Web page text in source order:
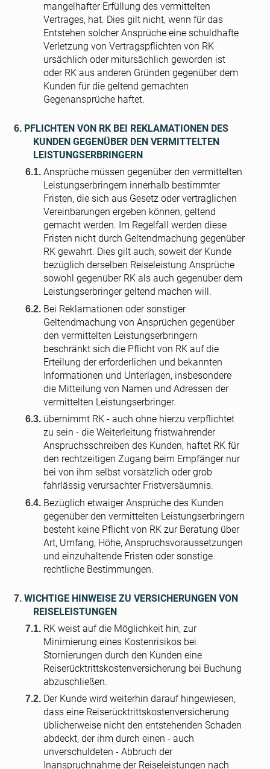
mangelhafter Erfüllung des vermittelten
Vertrages, hat. Dies gilt nicht, wenn für das
Entstehen solcher Ansprüche eine schuldhafte
Verletzung von Vertragspflichten von RK
ursächlich oder mitursächlich geworden ist
oder RK aus anderen Gründen gegenüber dem
Kunden für die geltend gemachten
Gegenansprüche haftet.
PFLICHTEN VON RK BEI REKLAMATIONEN DES
KUNDEN GEGENÜBER DEN VERMITTELTEN
LEISTUNGSERBRINGERN
Ansprüche müssen gegenüber den vermittelten
Leistungserbringern innerhalb bestimmter
Fristen, die sich aus Gesetz oder vertraglichen
Vereinbarungen ergeben können, geltend
gemacht werden. Im Regelfall werden diese
Fristen nicht durch Geltendmachung gegenüber
RK gewahrt. Dies gilt auch, soweit der Kunde
bezüglich derselben Reiseleistung Ansprüche
sowohl gegenüber RK als auch gegenüber dem
Leistungserbringer geltend machen will.
Bei Reklamationen oder sonstiger
Geltendmachung von Ansprüchen gegenüber
den vermittelten Leistungserbringern
beschränkt sich die Pflicht von RK auf die
Erteilung der erforderlichen und bekannten
Informationen und Unterlagen, insbesondere
die Mitteilung von Namen und Adressen der
vermittelten Leistungserbringer.
übernimmt RK - auch ohne hierzu verpflichtet
zu sein - die Weiterleitung fristwahrender
Anspruchsschreiben des Kunden, haftet RK für
den rechtzeitigen Zugang beim Empfänger nur
bei von ihm selbst vorsätzlich oder grob
fahrlässig verursachter Fristversäumnis.
Bezüglich etwaiger Ansprüche des Kunden
gegenüber den vermittelten Leistungserbringern
besteht keine Pflicht von RK zur Beratung über
Art, Umfang, Höhe, Anspruchsvoraussetzungen
und einzuhaltende Fristen oder sonstige
rechtliche Bestimmungen.
WICHTIGE HINWEISE ZU VERSICHERUNGEN VON
REISELEISTUNGEN
RK weist auf die Möglichkeit hin, zur
Minimierung eines Kostenrisikos bei
Stornierungen durch den Kunden eine
Reiserücktrittskostenversicherung bei Buchung
abzuschließen.
Der Kunde wird weiterhin darauf hingewiesen,
dass eine Reiserücktrittskostenversicherung
üblicherweise nicht den entstehenden Schaden
abdeckt, der ihm durch einen - auch
unverschuldeten - Abbruch der
Inanspruchnahme der Reiseleistungen nach